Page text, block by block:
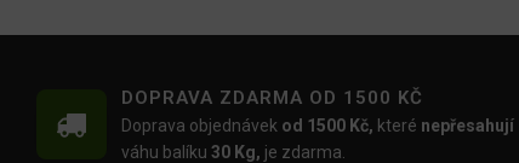
DOPRAVA ZDARMA OD 1500 KČ
Doprava objednávek od 1500 Kč, které nepřesahují
váhu balíku30 Kg, je zdarma.